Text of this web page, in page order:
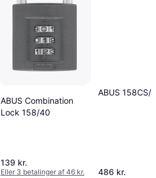
ABUS Combination
Lock 158/40
139 kr.
Eller 3 betalinger af 46 kr.
ABUS 158CS/
486 kr.